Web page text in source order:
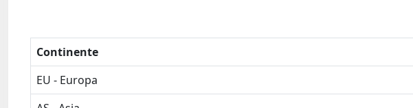
Continente
EU - Europa